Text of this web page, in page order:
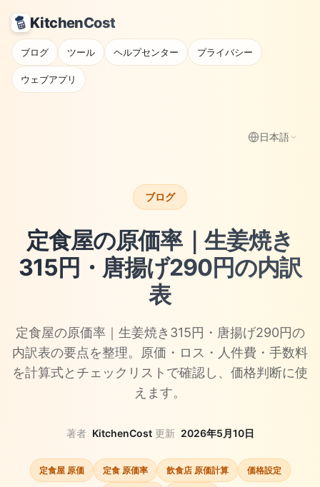
KitchenCost
ブログ ツール ヘルプセンター プライバシー
ウェブアプリ
日本語
ブログ
定食屋の原価率｜生姜焼き
315円・唐揚げ290円の内訳
表
定食屋の原価率｜生姜焼き315円・唐揚げ290円の
内訳表の要点を整理。原価・ロス・人件費・手数料
を計算式とチェックリストで確認し、価格判断に使
えます。
著者 KitchenCost· 更新 2026年5月10日
定食屋 原価 定食 原価率 飲食店 原価計算 価格設定